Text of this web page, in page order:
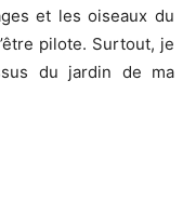
et les oiseaux du
pilote. Surtout, je
du jardin de ma